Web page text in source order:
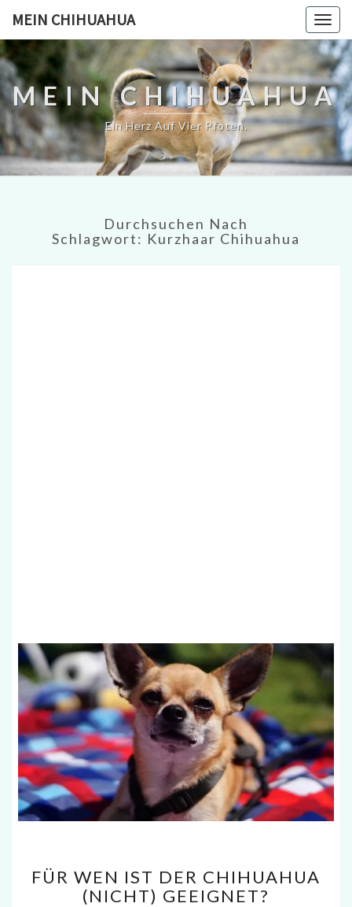
MEIN CHIHUAHUA
MEIN CHIHUAHUA
Ein Herz Auf Vier Pfoten.
Durchsuchen Nach
Schlagwort: Kurzhaar Chihuahua
WEN
IST
FÜR WEN IST DER CHIHUAHUA
(NICHT) GEEIGNET?